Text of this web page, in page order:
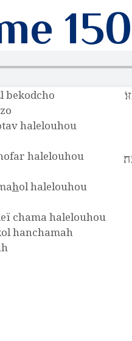
150
bekodcho
halelouhou
halelouhou
hol halelouhou
chama halelouhou
hanchamah